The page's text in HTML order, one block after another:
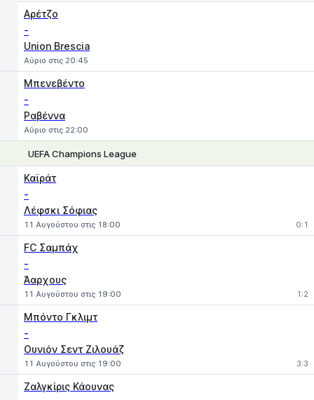
Αρέτζο
-
Union Brescia
Αύριο στις 20:45
Μπενεβέντο
-
Ραβέννα
Αύριο στις 22:00
UEFA Champions League
Καϊράτ
-
Λέφσκι Σόφιας
11 Αυγούστου στις 18:00 0:1
FC Σαμπάχ
-
Άαρχους
11 Αυγούστου στις 19:00 1:2
Μπόντο Γκλιμτ
-
Ουνιόν Σεντ Ζιλουάζ
11 Αυγούστου στις 19:00 3:3
Ζαλγκίρις Κάουνας